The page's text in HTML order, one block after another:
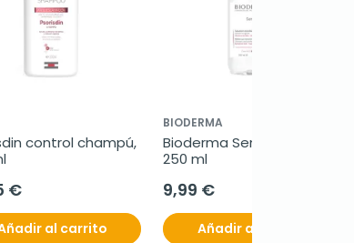
control champú,
€
al carrito
BIODERMA
Bioderma Sensibio H2O,
250 ml
9,99 €
Añadir al carrito